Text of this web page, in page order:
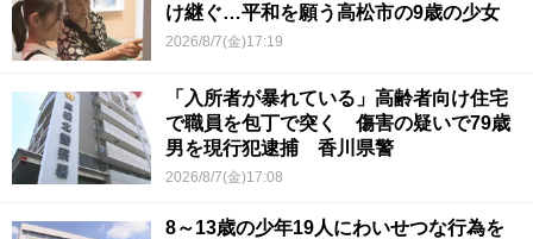
け継ぐ…平和を願う高松市の9歳の少女
2026/8/7(金)17:19
「入所者が暴れている」高齢者向け住宅
で職員を包丁で突く 傷害の疑いで79歳
男を現行犯逮捕 香川県警
2026/8/7(金)17:08
8～13歳の少年19人にわいせつな行為を